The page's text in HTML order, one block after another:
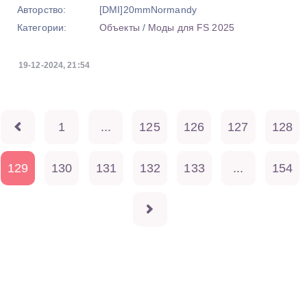
Авторство:
[DMI]20mmNormandy
Категории:
Объекты / Моды для FS 2025
19-12-2024, 21:54
1 ... 125 126 127 128
129 130 131 132 133 ... 154